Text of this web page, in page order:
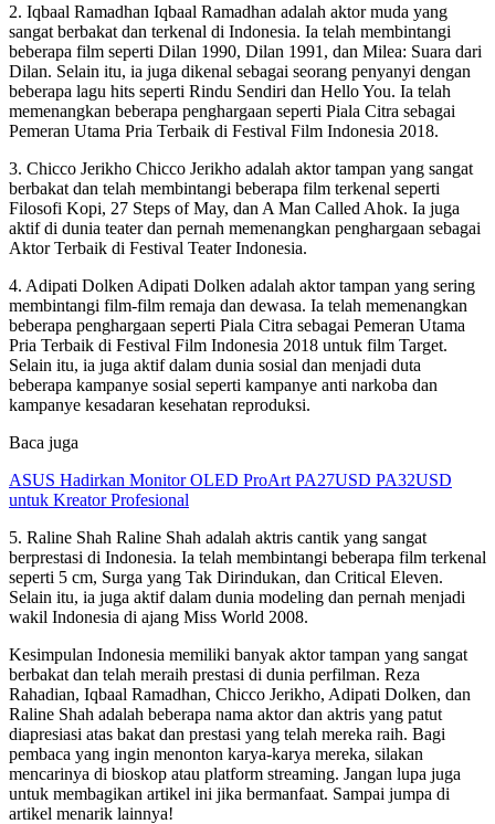
2. Iqbaal Ramadhan Iqbaal Ramadhan adalah aktor muda yang
sangat berbakat dan terkenal di Indonesia. Ia telah membintangi
beberapa film seperti Dilan 1990, Dilan 1991, dan Milea: Suara dari
Dilan. Selain itu, ia juga dikenal sebagai seorang penyanyi dengan
beberapa lagu hits seperti Rindu Sendiri dan Hello You. Ia telah
memenangkan beberapa penghargaan seperti Piala Citra sebagai
Pemeran Utama Pria Terbaik di Festival Film Indonesia 2018.
3. Chicco Jerikho Chicco Jerikho adalah aktor tampan yang sangat
berbakat dan telah membintangi beberapa film terkenal seperti
Filosofi Kopi, 27 Steps of May, dan A Man Called Ahok. Ia juga
aktif di dunia teater dan pernah memenangkan penghargaan sebagai
Aktor Terbaik di Festival Teater Indonesia.
4. Adipati Dolken Adipati Dolken adalah aktor tampan yang sering
membintangi film-film remaja dan dewasa. Ia telah memenangkan
beberapa penghargaan seperti Piala Citra sebagai Pemeran Utama
Pria Terbaik di Festival Film Indonesia 2018 untuk film Target.
Selain itu, ia juga aktif dalam dunia sosial dan menjadi duta
beberapa kampanye sosial seperti kampanye anti narkoba dan
kampanye kesadaran kesehatan reproduksi.
Baca juga
ASUS Hadirkan Monitor OLED ProArt PA27USD PA32USD
untuk Kreator Profesional
5. Raline Shah Raline Shah adalah aktris cantik yang sangat
berprestasi di Indonesia. Ia telah membintangi beberapa film terkenal
seperti 5 cm, Surga yang Tak Dirindukan, dan Critical Eleven.
Selain itu, ia juga aktif dalam dunia modeling dan pernah menjadi
wakil Indonesia di ajang Miss World 2008.
Kesimpulan Indonesia memiliki banyak aktor tampan yang sangat
berbakat dan telah meraih prestasi di dunia perfilman. Reza
Rahadian, Iqbaal Ramadhan, Chicco Jerikho, Adipati Dolken, dan
Raline Shah adalah beberapa nama aktor dan aktris yang patut
diapresiasi atas bakat dan prestasi yang telah mereka raih. Bagi
pembaca yang ingin menonton karya-karya mereka, silakan
mencarinya di bioskop atau platform streaming. Jangan lupa juga
untuk membagikan artikel ini jika bermanfaat. Sampai jumpa di
artikel menarik lainnya!